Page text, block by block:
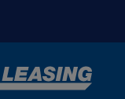
Deutsch English